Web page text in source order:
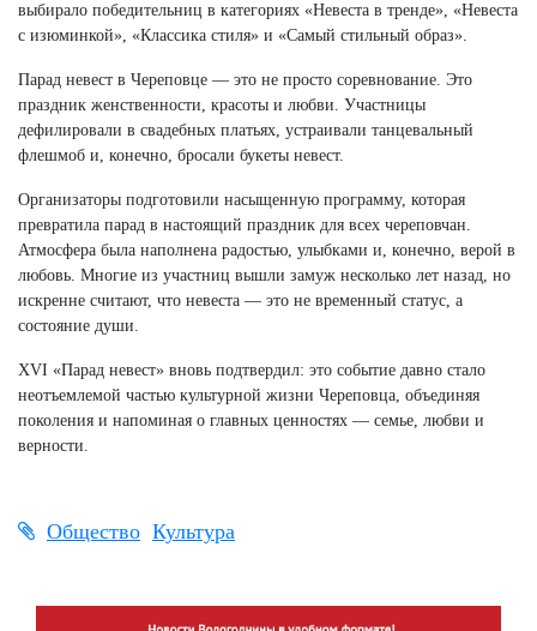
выбирало победительниц в категориях «Невеста в тренде», «Невеста
с изюминкой», «Классика стиля» и «Самый стильный образ».
Парад невест в Череповце — это не просто соревнование. Это
праздник женственности, красоты и любви. Участницы
дефилировали в свадебных платьях, устраивали танцевальный
флешмоб и, конечно, бросали букеты невест.
Организаторы подготовили насыщенную программу, которая
превратила парад в настоящий праздник для всех череповчан.
Атмосфера была наполнена радостью, улыбками и, конечно, верой в
любовь. Многие из участниц вышли замуж несколько лет назад, но
искренне считают, что невеста — это не временный статус, а
состояние души.
XVI «Парад невест» вновь подтвердил: это событие давно стало
неотъемлемой частью культурной жизни Череповца, объединяя
поколения и напоминая о главных ценностях — семье, любви и
верности.
Общество Культура